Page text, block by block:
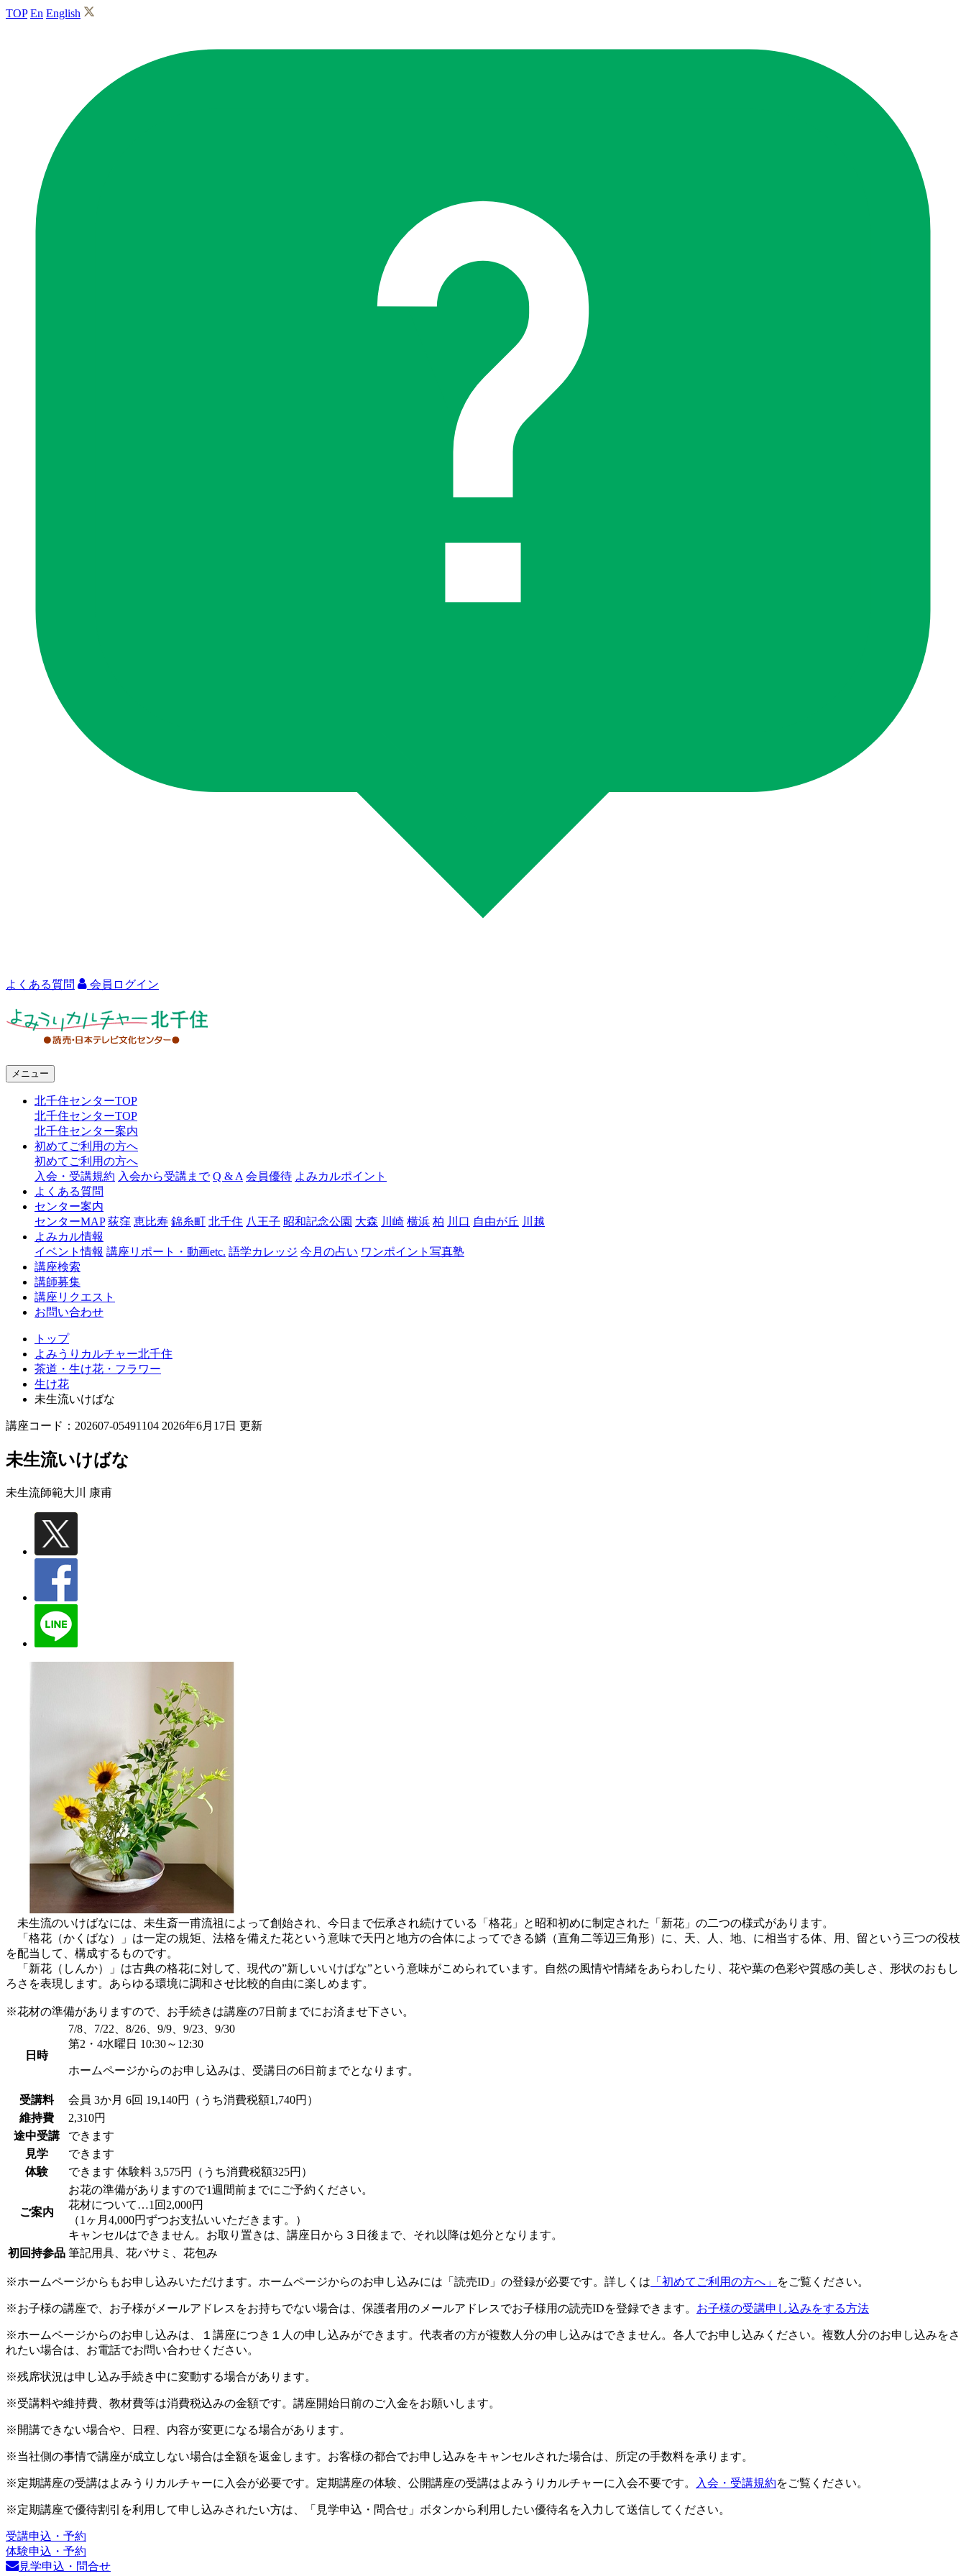
TOP En English
よくある質問 会員ログイン
ャ
北
千
メニュー
北千住センターTOP
北千住センターTOP
北千住センター案内
初めてご利用の方へ
初めてご利用の方へ
入会・受講規約 入会から受講まで Q & A 会員優待 よみカルポイント
よくある質問
センター案内
センターMAP 荻窪 恵比寿 錦糸町 北千住 八王子 昭和記念公園 大森 川崎 横浜 柏 川口 自由が丘 川越
よみカル情報
イベント情報 講座リポート・動画etc. 語学カレッジ 今月の占い ワンポイント写真塾
講座検索
講師募集
講座リクエスト
お問い合わせ
トップ
よみうりカルチャー北千住
茶道・生け花・フラワー
生け花
未生流いけばな
講座コード：202607-05491104 2026年6月17日 更新
未生流いけばな
未生流師範大川 康甫
未生流のいけばなには、未生斎一甫流祖によって創始され、今日まで伝承され続けている「格花」と昭和初めに制定された「新花」の二つの様式があります。
「格花（かくばな）」は一定の規矩、法格を備えた花という意味で天円と地方の合体によってできる鱗（直角二等辺三角形）に、天、人、地、に相当する体、用、留という三つの役枝
を配当して、構成するものです。
「新花（しんか）」は古典の格花に対して、現代の”新しいいけばな”という意味がこめられています。自然の風情や情緒をあらわしたり、花や葉の色彩や質感の美しさ、形状のおもし
ろさを表現します。あらゆる環境に調和させ比較的自由に楽しめます。
※花材の準備がありますので、お手続きは講座の7日前までにお済ませ下さい。
日時
7/8、7/22、8/26、9/9、9/23、9/30
第2・4水曜日 10:30～12:30
ホームページからのお申し込みは、受講日の6日前までとなります。
受講料 会員 3か月 6回 19,140円（うち消費税額1,740円）
維持費
2,310円
途中受講
できます
見学
できます
体験
できます 体験料 3,575円（うち消費税額325円）
ご案内
お花の準備がありますので1週間前までにご予約ください。
花材について…1回2,000円
（1ヶ月4,000円ずつお支払いいただきます。）
キャンセルはできません。お取り置きは、講座日から３日後まで、それ以降は処分となります。
初回持参品 筆記用具、花バサミ、花包み
※ホームページからもお申し込みいただけます。ホームページからのお申し込みには「読売ID」の登録が必要です。詳しくは 「初めてご利用の方へ」 をご覧ください。
※お子様の講座で、お子様がメールアドレスをお持ちでない場合は、保護者用のメールアドレスでお子様用の読売IDを登録できます。 お子様の受講申し込みをする方法
※ホームページからのお申し込みは、１講座につき１人の申し込みができます。代表者の方が複数人分の申し込みはできません。各人でお申し込みください。複数人分のお申し込みをさ
れたい場合は、お電話でお問い合わせください。
※残席状況は申し込み手続き中に変動する場合があります。
※受講料や維持費、教材費等は消費税込みの金額です。講座開始日前のご入金をお願いします。
※開講できない場合や、日程、内容が変更になる場合があります。
※当社側の事情で講座が成立しない場合は全額を返金します。お客様の都合でお申し込みをキャンセルされた場合は、所定の手数料を承ります。
※定期講座の受講はよみうりカルチャーに入会が必要です。定期講座の体験、公開講座の受講はよみうりカルチャーに入会不要です。 入会・受講規約をご覧ください。
※定期講座で優待割引を利用して申し込みされたい方は、「見学申込・問合せ」ボタンから利用したい優待名を入力して送信してください。
受講申込・予約
体験申込・予約
見学申込・問合せ